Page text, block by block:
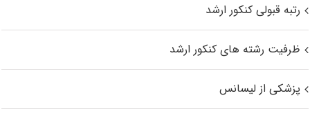
رتبه قبولی کنکور ارشد
ظرفیت رشته های کنکور ارشد
پزشکی از لیسانس